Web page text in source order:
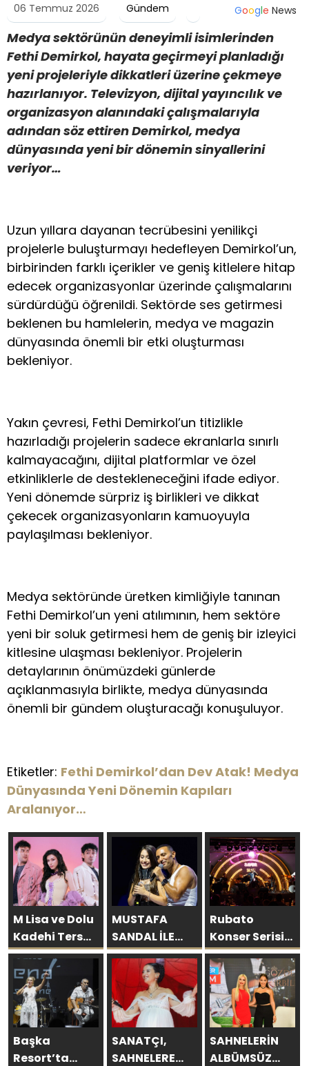
06 Temmuz 2026 Gündem Google News
Medya sektörünün deneyimli isimlerinden
Fethi Demirkol, hayata geçirmeyi planladığı
yeni projeleriyle dikkatleri üzerine çekmeye
hazırlanıyor. Televizyon, dijital yayıncılık ve
organizasyon alanındaki çalışmalarıyla
adından söz ettiren Demirkol, medya
dünyasında yeni bir dönemin sinyallerini
veriyor…
Uzun yıllara dayanan tecrübesini yenilikçi
projelerle buluşturmayı hedefleyen Demirkol’un,
birbirinden farklı içerikler ve geniş kitlelere hitap
edecek organizasyonlar üzerinde çalışmalarını
sürdürdüğü öğrenildi. Sektörde ses getirmesi
beklenen bu hamlelerin, medya ve magazin
dünyasında önemli bir etki oluşturması
bekleniyor.
Yakın çevresi, Fethi Demirkol’un titizlikle
hazırladığı projelerin sadece ekranlarla sınırlı
kalmayacağını, dijital platformlar ve özel
etkinliklerle de destekleneceğini ifade ediyor.
Yeni dönemde sürpriz iş birlikleri ve dikkat
çekecek organizasyonların kamuoyuyla
paylaşılması bekleniyor.
Medya sektöründe üretken kimliğiyle tanınan
Fethi Demirkol’un yeni atılımının, hem sektöre
yeni bir soluk getirmesi hem de geniş bir izleyici
kitlesine ulaşması bekleniyor. Projelerin
detaylarının önümüzdeki günlerde
açıklanmasıyla birlikte, medya dünyasında
önemli bir gündem oluşturacağı konuşuluyor.
Etiketler: Fethi Demirkol’dan Dev Atak! Medya
Dünyasında Yeni Dönemin Kapıları
Aralanıyor…
M Lisa ve Dolu
Kadehi Ters
Tut’tan Yeni İş
Birliği: “Vişne”
MUSTAFA
SANDAL İLE
AYNI SAHNEDE
PARLADI:
AFRA’YA
HARBİYE’DE
BÜYÜK ALKIŞ
Rubato
Konser Serisi
Müzikseverlerle
Buluşmaya
Devam Ediyor
Başka
Resort’ta
SANATÇI,
SAHNELERE
SAHNELERİN
ALBÜMSÜZ